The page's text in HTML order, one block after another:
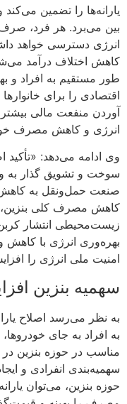
یارانه‌ها را تضمین
بین می‌برد. هر فرد، صرف
انرژی دسترسی خواهد
کاهش اختلاف درآمد
طور مستقیم به افراد و
اقتصادی را برای
آوردن منفعت مالی
انرژی و کاهش مصرف
وی ادامه می‌دهد:
سوخت و تشویق گذار به
صنعت حمل‌ونقل به کاهش
کاهش مصرف کلی بنزین،
زیست‌محیطی انتشار
بهره‌وری انرژی با کاهش
امنیت ملی انرژی را
سهمیه بنزین
به نظر می‌رسد اصلاح
به افراد به جای
مناسب در حوزه بنزین
سهمیه‌بندی انفرادی و
حوزه بنزین، می‌توان